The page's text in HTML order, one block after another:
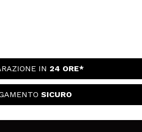
IN 24 ORE*
SICURO